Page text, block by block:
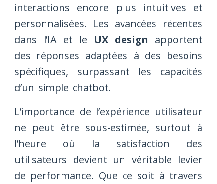
interactions encore plus intuitives et
personnalisées. Les avancées récentes
dans l’IA et le UX design apportent
des réponses adaptées à des besoins
spécifiques, surpassant les capacités
d’un simple chatbot.
L’importance de l’expérience utilisateur
ne peut être sous-estimée, surtout à
l’heure où la satisfaction des
utilisateurs devient un véritable levier
de performance. Que ce soit à travers